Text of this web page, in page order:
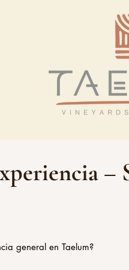
general en Taelum?